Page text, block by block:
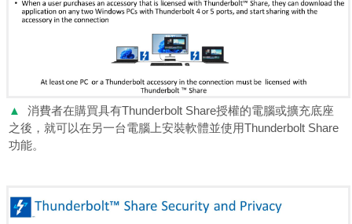
▲
消費者在購買具有Thunderbolt Share授權的電腦或擴充底座
之後，就可以在另一台電腦上安裝軟體並使用Thunderbolt Share
功能。